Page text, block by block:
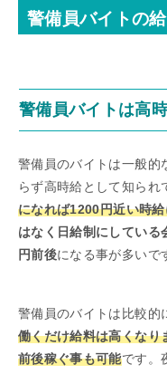
警備員バイトの
警備員バイトは高
警備員のバイトは一般的
らず高時給として知られ
になれば1200円近い時
はなく日給制にしている
円前後になる事が多いで
警備員のバイトは比較的
働くだけ給料は高くなり
前後稼ぐ事も可能です。